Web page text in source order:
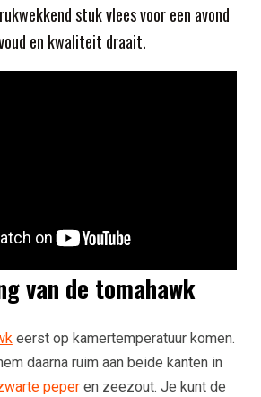
stuk vlees voor een avond
en kwaliteit draait.
van de tomahawk
eerst op kamertemperatuur komen.
daarna ruim aan beide kanten in
peperen zeezout. Je kunt de